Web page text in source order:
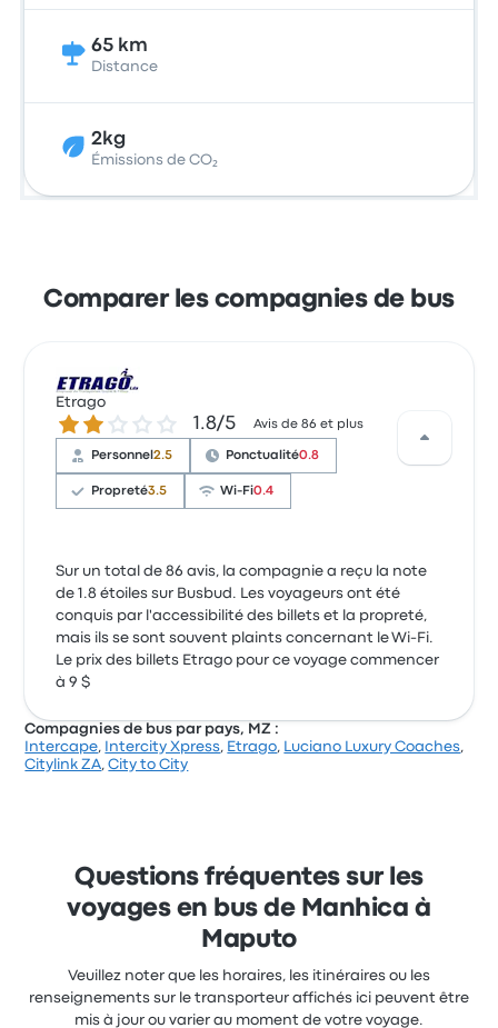
65 km
Distance
2kg
Émissions de CO₂
Comparer les compagnies de bus
Etrago
1.8 sur 5 étoiles 1.8/5 Avis de 86 et plus
Personnel2.5 Ponctualité0.8
Propreté3.5 Wi-Fi0.4
Sur un total de 86 avis, la compagnie a reçu la note
de 1.8 étoiles sur Busbud. Les voyageurs ont été
conquis par l'accessibilité des billets et la propreté,
mais ils se sont souvent plaints concernant le Wi-Fi.
Le prix des billets Etrago pour ce voyage commencer
à 9 $
Compagnies de bus par pays, MZ :
Intercape, Intercity Xpress, Etrago, Luciano Luxury Coaches,
Citylink ZA,City to City
Questions fréquentes sur les
voyages en bus de Manhica à
Maputo
Veuillez noter que les horaires, les itinéraires ou les
renseignements sur le transporteur affichés ici peuvent être
mis à jour ou varier au moment de votre voyage.